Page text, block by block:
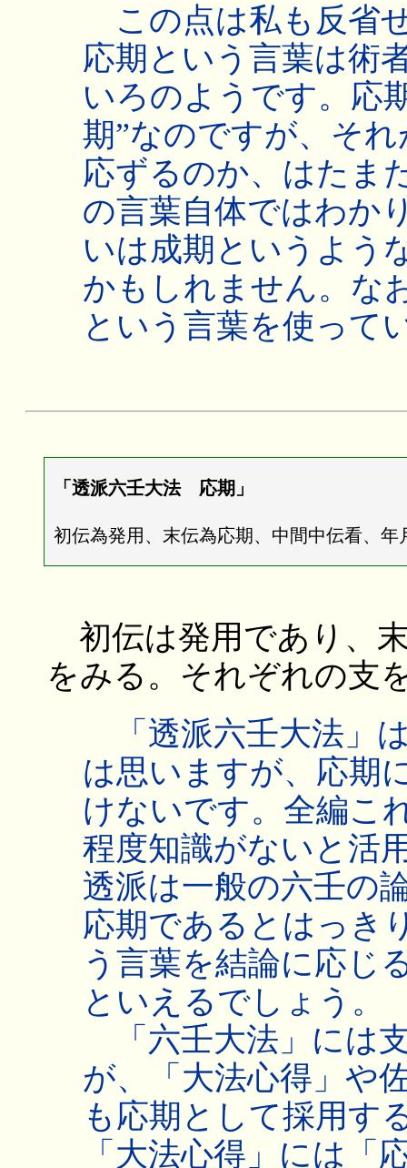
この点は私も反省
応期という言葉は術
いろのようです。応
期”なのですが、そ
応ずるのか、はたま
の言葉自体ではわか
いは成期というよう
かもしれません。な
という言葉を使って
「透派六壬大法 応期」
初伝為発用、末伝為応期、中間中伝看、年
初伝は発用であり、
をみる。それぞれの支
「透派六壬大法」
は思いますが、応期
けないです。全編こ
程度知識がないと活
透派は一般の六壬の
応期であるとはっき
う言葉を結論に応じ
といえるでしょう。
「六壬大法」には
が、「大法心得」や
も応期として採用す
「大法心得」には「